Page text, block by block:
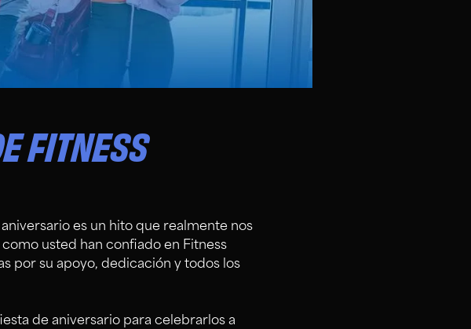
FITNESS
es un hito que realmente nos
usted han confiado en Fitness
por su apoyo, dedicación y todos los
de aniversario para celebrarlos a